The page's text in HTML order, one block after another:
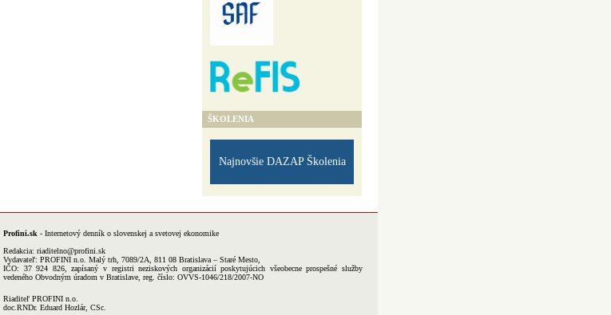
ŠKOLENIA
Najnovšie DAZAP Školenia
Profini.sk - Internetový denník o slovenskej a svetovej ekonomike
Redakcia: riaditelno@profini.sk
Vydavateľ: PROFINI n.o. Malý trh, 7089/2A, 811 08 Bratislava – Staré Mesto,
IČO: 37 924 826, zapísaný v registri neziskových organizácií poskytujúcich všeobecne prospešné služby
vedeného Obvodným úradom v Bratislave, reg. číslo: OVVS-1046/218/2007-NO
Riaditeľ PROFINI n.o.
doc.RNDr. Eduard Hozlár, CSc.